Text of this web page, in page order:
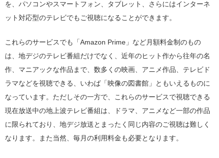
を、パソコンやスマートフォン、タブレット、さらにはインターネ
ット対応型のテレビでもご視聴になることができます。
これらのサービスでも「Amazon Prime」など月額料金制のもの
は、地デジのテレビ番組だけでなく、近年のヒット作から往年の名
作、マニアックな作品まで、数多くの映画、アニメ作品、テレビド
ラマなどを視聴できる、いわば「映像の図書館」ともいえるものに
なっています。ただしその一方で、これらのサービスで視聴できる
現在放送中の地上波テレビ番組は、ドラマ、アニメなど一部の作品
に限られており、地デジ放送とまったく同じ内容のご視聴は難しく
なります。また当然、毎月の利用料金も必要となります。